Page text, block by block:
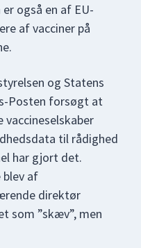
også en af EU-
af vacciner på
og Statens
Posten forsøgt at
vaccineselskaber
til rådighed
har gjort det.
blev af
direktør
som ”skæv”, men